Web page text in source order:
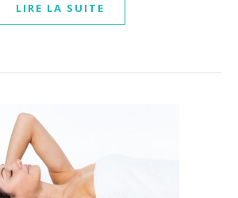
LIRE LA SUITE